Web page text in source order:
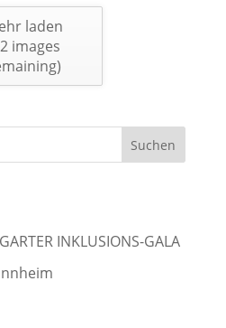
laden
images
INKLUSIONS-GALA